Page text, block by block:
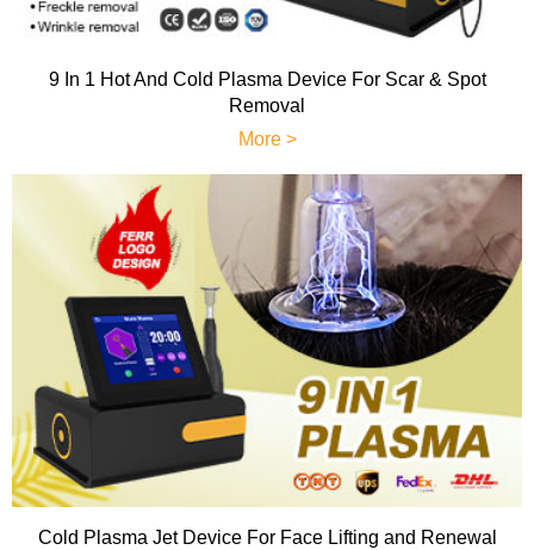
9 In 1 Hot And Cold Plasma Device For Scar & Spot
Removal
More >
Cold Plasma Jet Device For Face Lifting and Renewal